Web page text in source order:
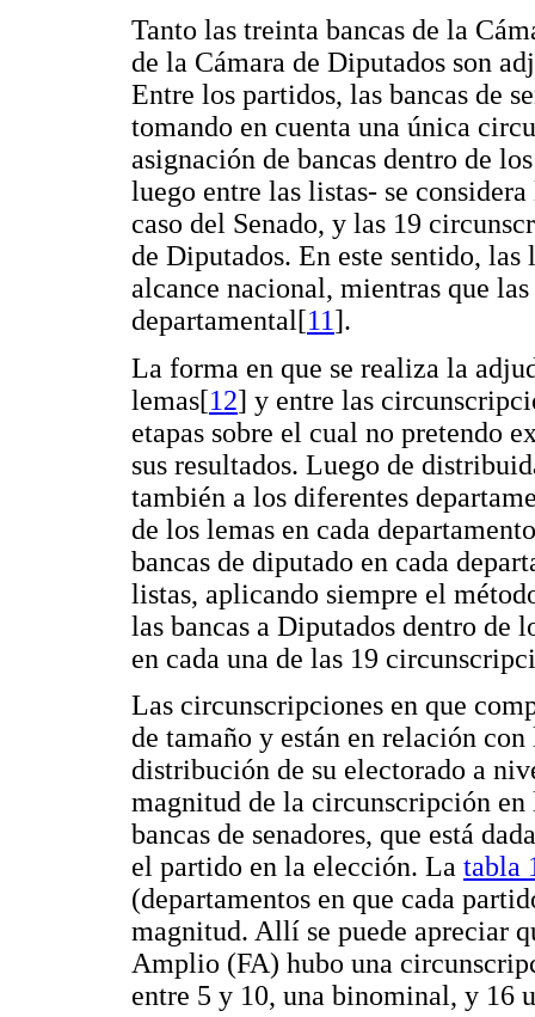
Tanto las treinta bancas de la
de la Cámara de Diputados son
Entre los partidos, las bancas de
tomando en cuenta una única
asignación de bancas dentro de
luego entre las listas- se
caso del Senado, y las 19
de Diputados. En este sentido,
alcance nacional, mientras que
departamental[11].
La forma en que se realiza la
lemas[12] y entre las
etapas sobre el cual no pretendo
sus resultados. Luego de
también a los diferentes
de los lemas en cada
bancas de diputado en cada
listas, aplicando siempre el
las bancas a Diputados dentro de
en cada una de las 19
Las circunscripciones en que
de tamaño y están en relación
distribución de su electorado a
magnitud de la circunscripción
bancas de senadores, que está
el partido en la elección. La tabla
(departamentos en que cada
magnitud. Allí se puede apreciar
Amplio (FA) hubo una
entre 5 y 10, una binominal, y 16